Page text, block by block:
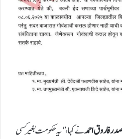
فاروق احمدنے کہا،"یہ حکومت بغیر کسی